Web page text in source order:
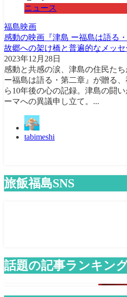
ニュース
福島映画
感動の映画『津島 ー福島は語る
故郷への架け橋と普遍的なメッセ
2023年12月28日
感動と共感の涙、津島の住民た
ー福島は語る・第二章』が贈る
ら10年後の心の記録。津島の闘
ーマへの異議申し立て。...
tabimeshi
旅飯福島SNS
話題の記事ランキン